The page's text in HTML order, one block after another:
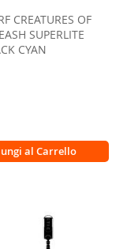
CREATURES OF
SUPERLITE
CYAN
al Carrello